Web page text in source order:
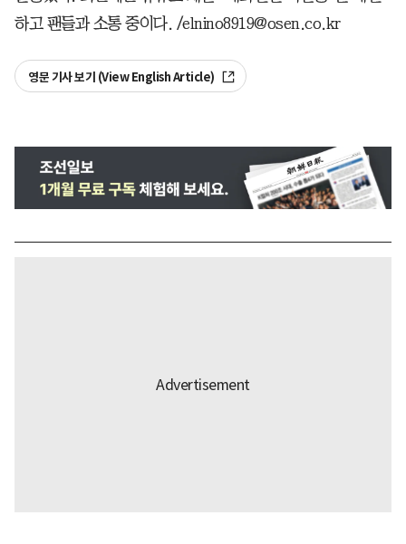
하고 팬들과 소통 중이다. /elnino8919@osen.co.kr
영문 기사 보기 (View English Article)